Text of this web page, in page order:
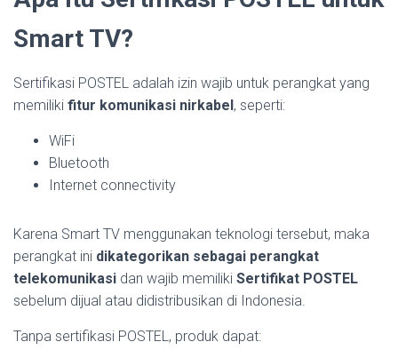
Smart TV?
Sertifikasi POSTEL adalah izin wajib untuk perangkat yang
memiliki fitur komunikasi nirkabel, seperti:
WiFi
Bluetooth
Internet connectivity
Karena Smart TV menggunakan teknologi tersebut, maka
perangkat ini dikategorikan sebagai perangkat
telekomunikasi dan wajib memiliki Sertifikat POSTEL
sebelum dijual atau didistribusikan di Indonesia.
Tanpa sertifikasi POSTEL, produk dapat: